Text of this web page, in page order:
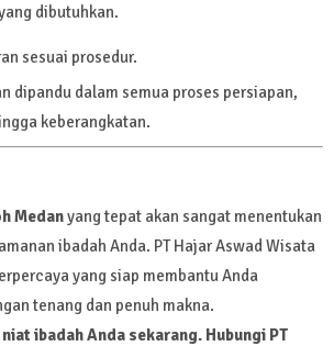
dibutuhkan.
sesuai prosedur.
dipandu dalam semua proses persiapan,
keberangkatan.
Medanyang tepat akan sangat menentukan
ibadah Anda. PT Hajar Aswad Wisata
yang siap membantu Anda
tenang dan penuh makna.
ibadah Anda sekarang. Hubungi PT